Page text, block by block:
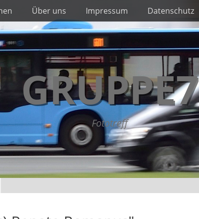
Über uns Impressum Datenschutz
GRUPPE7
Fototreff